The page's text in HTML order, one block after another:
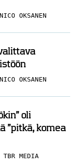
NICO OKSANEN
NICO OKSANEN
oli
”pitkä, komea
TBR MEDIA